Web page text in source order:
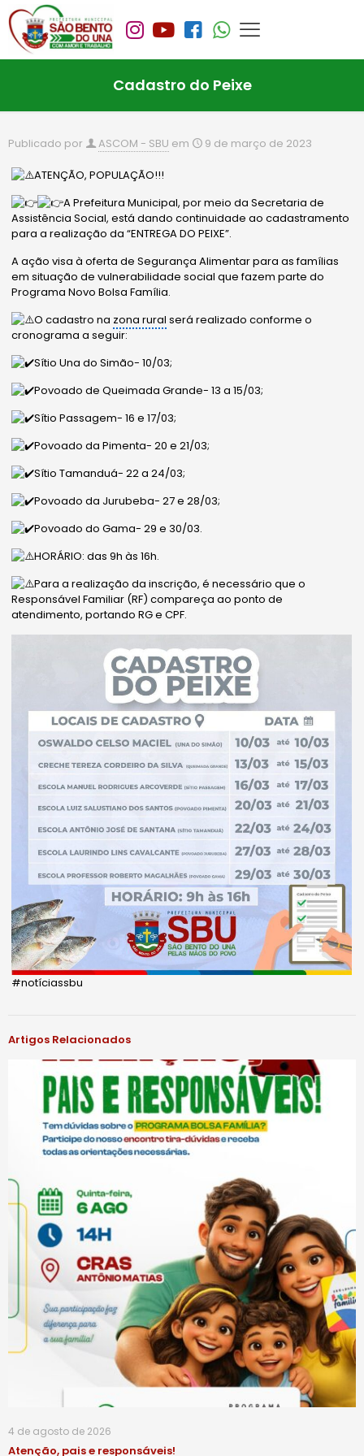
Cadastro do Peixe
Publicado por ASCOM - SBU em 9 de março de 2023
ATENÇÃO, POPULAÇÃO!!!
A Prefeitura Municipal, por meio da Secretaria de
Assistência Social, está dando continuidade ao cadastramento
para a realização da “ENTREGA DO PEIXE”.
A ação visa à oferta de Segurança Alimentar para as famílias
em situação de vulnerabilidade social que fazem parte do
Programa Novo Bolsa Família.
Ocadastro na zona rural será realizado conforme o
cronograma a seguir:
Sítio Una do Simão- 10/03;
Povoado de Queimada Grande- 13 a 15/03;
Sítio Passagem- 16 e 17/03;
Povoado da Pimenta- 20 e 21/03;
Sítio Tamanduá- 22 a 24/03;
Povoado da Jurubeba- 27 e 28/03;
Povoado do Gama- 29 e 30/03.
HORÁRIO: das 9h às 16h.
Para a realização da inscrição, é necessário que o
Responsável Familiar (RF) compareça ao ponto de
atendimento, portando RG e CPF.
#notíciassbu
Artigos Relacionados
4 de agosto de 2026
Atenção, pais e responsáveis!